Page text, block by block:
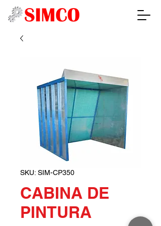
SKU: SIM-CP350
CABINA DE
PINTURA